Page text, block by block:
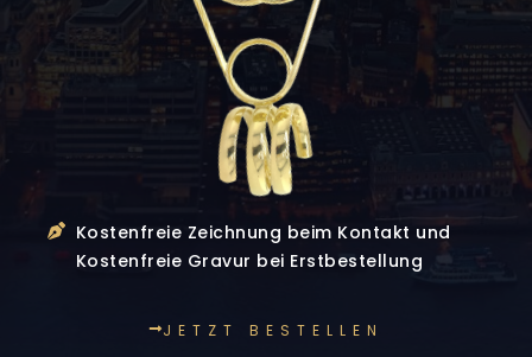
Kostenfreie Zeichnung beim Kontakt und
Kostenfreie Gravur bei Erstbestellung
JETZT BESTELLEN